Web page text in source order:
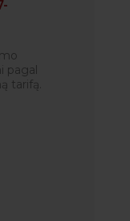
pagal
tarifą.